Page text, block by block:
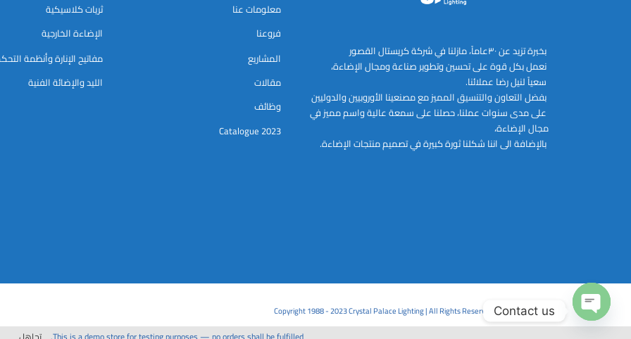
بخبرة تزيد عن ٣٠عاماً، مازلنا في شركة كريستال القصور
نعمل بكل قوة على تحسين وتطوير صناعة ومجال الإضاءة،
سعياً لنيل رضا عملائنا.
بفضل التعاون والتنسيق المميز مع مصنعينا الأوروبيين والدوليين
على مدى سنوات عملنا، حصلنا على سمعة عالية واسم مميز في
مجال الإضاءة،
بالإضافة الى اننا شكلنا ثورة كبيرة في تصميم منتجات الإضاءة.
معلومات عنا
فروعنا
المشاريع
مقالات
وظائف
Catalogue 2023
ثريات كلاسيكية
الإضاءة الخارجية
مفاتيح الإنارة وأنظمة
الليد والإضائة الفنية
Copyright 1988 - 2023 Crystal Palace Lighting | All Rights Reserved Powered by CPL
Contact us
Open